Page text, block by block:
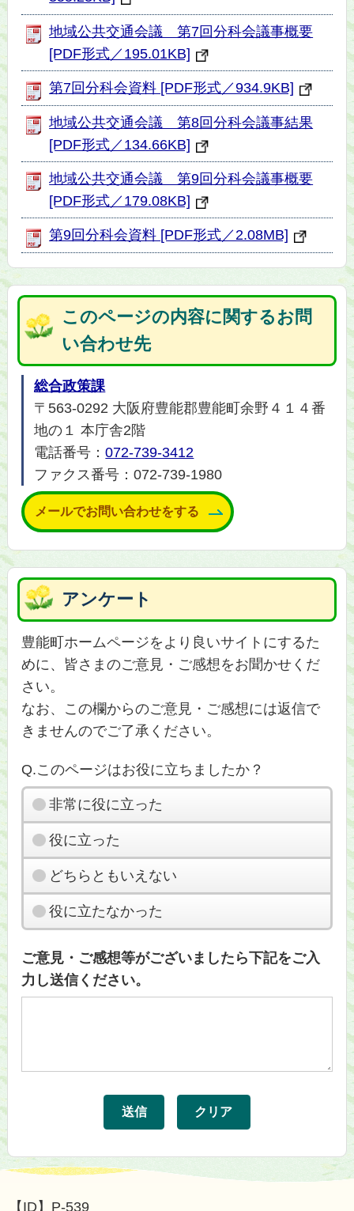
地域公共交通会議 第7回分科会議事概要
[PDF形式／195.01KB]
第7回分科会資料 [PDF形式／934.9KB]
地域公共交通会議 第8回分科会議事結果
[PDF形式／134.66KB]
地域公共交通会議 第9回分科会議事概要
[PDF形式／179.08KB]
第9回分科会資料 [PDF形式／2.08MB]
このページの内容に関するお問
い合わせ先
総合政策課
〒563-0292 大阪府豊能郡豊能町余野４１４番
地の１ 本庁舎2階
電話番号：072-739-3412
ファクス番号：072-739-1980
メールでお問い合わせをする
アンケート
豊能町ホームページをより良いサイトにするた
めに、皆さまのご意見・ご感想をお聞かせくだ
さい。
なお、この欄からのご意見・ご感想には返信で
きませんのでご了承ください。
Q.このページはお役に立ちましたか？
非常に役に立った
役に立った
どちらともいえない
役に立たなかった
ご意見・ご感想等がございましたら下記をご入
力し送信ください。
【ID】 P-539